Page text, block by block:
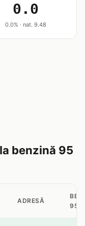
0.0
0.0% · nat. 9.48
benzină 95
ADRESĂ
95